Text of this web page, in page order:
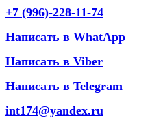
+7 (996)-228-11-74
Написать в WhatApp
Написать в Viber
Написать в Telegram
int174@yandex.ru